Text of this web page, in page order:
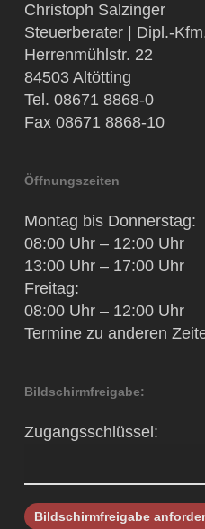
Christoph Salzinger
Steuerberater | Dipl.-
Herrenmühlstr. 22
84503 Altötting
Tel. 08671 8868-0
Fax 08671 8868-10
Öffnungszeiten
Montag bis Donnerstag:
08:00 Uhr – 12:00 Uhr
13:00 Uhr – 17:00 Uhr
Freitag:
08:00 Uhr – 12:00 Uhr
Termine zu anderen
Bildschirmfreigabe:
Zugangsschlüssel: